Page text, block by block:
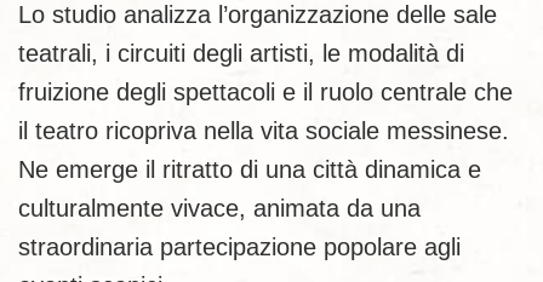
Lo studio analizza l’organizzazione delle sale
teatrali, i circuiti degli artisti, le modalità di
fruizione degli spettacoli e il ruolo centrale che
il teatro ricopriva nella vita sociale messinese.
Ne emerge il ritratto di una città dinamica e
culturalmente vivace, animata da una
straordinaria partecipazione popolare agli